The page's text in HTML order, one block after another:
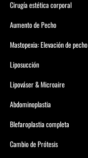
Cirugía estética corporal
Aumento de Pecho
Mastopexia: Elevación de pecho
Liposucción
Lipováser & Microaire
Abdominoplastia
Blefaroplastia completa
Cambio de Prótesis